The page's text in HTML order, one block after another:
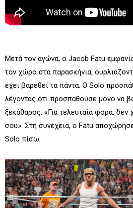
Μετά τον αγώνα, ο Jacob Fatu
τον χώρο στα παρασκήνια,
έχει βαρεθεί τα πάντα. Ο Solo
λέγοντας ότι προσπαθούσε μόνο να
ξεκάθαρος: «Για τελευταία φορά, δεν
σου». Στη συνέχεια, ο Fatu
Solo πίσω.